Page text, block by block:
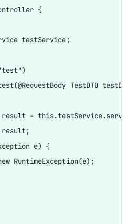
{
testService;
test")
TestDTO
e) {